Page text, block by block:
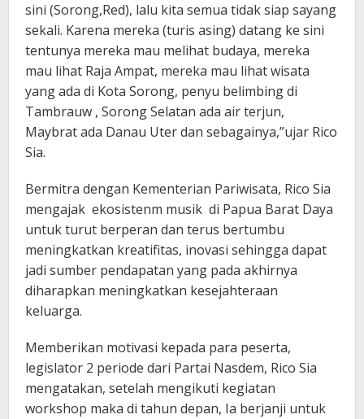
sini (Sorong,Red), lalu kita semua tidak siap sayang
sekali. Karena mereka (turis asing) datang ke sini
tentunya mereka mau melihat budaya, mereka
mau lihat Raja Ampat, mereka mau lihat wisata
yang ada di Kota Sorong, penyu belimbing di
Tambrauw , Sorong Selatan ada air terjun,
Maybrat ada Danau Uter dan sebagainya,”ujar Rico
Sia.
Bermitra dengan Kementerian Pariwisata, Rico Sia
mengajak ekosistenm musik di Papua Barat Daya
untuk turut berperan dan terus bertumbu
meningkatkan kreatifitas, inovasi sehingga dapat
jadi sumber pendapatan yang pada akhirnya
diharapkan meningkatkan kesejahteraan
keluarga.
Memberikan motivasi kepada para peserta,
legislator 2 periode dari Partai Nasdem, Rico Sia
mengatakan, setelah mengikuti kegiatan
workshop maka di tahun depan, Ia berjanji untuk